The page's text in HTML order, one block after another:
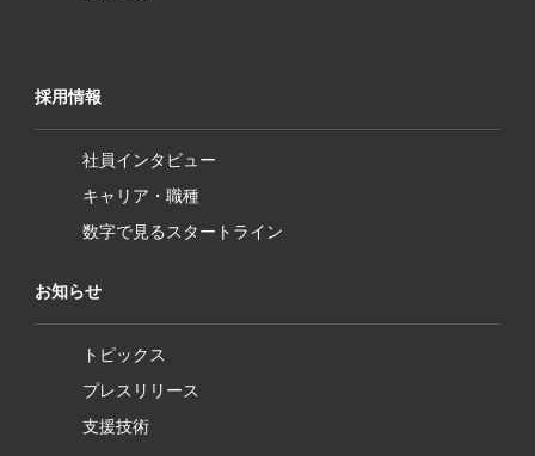
採用情報
社員インタビュー
キャリア・職種
数字で見るスタートライン
お知らせ
トピックス
プレスリリース
支援技術